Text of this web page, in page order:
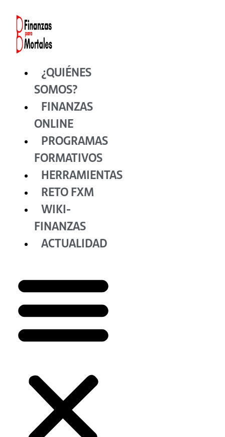
contenido
¿QUIÉNES
SOMOS?
FINANZAS
ONLINE
PROGRAMAS
FORMATIVOS
HERRAMIENTAS
RETO FXM
WIKI-
FINANZAS
ACTUALIDAD